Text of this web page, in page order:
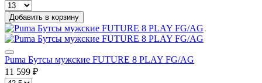
Добавить в корзину
Puma Бутсы мужские FUTURE 8 PLAY FG/AG
11 599 ₽